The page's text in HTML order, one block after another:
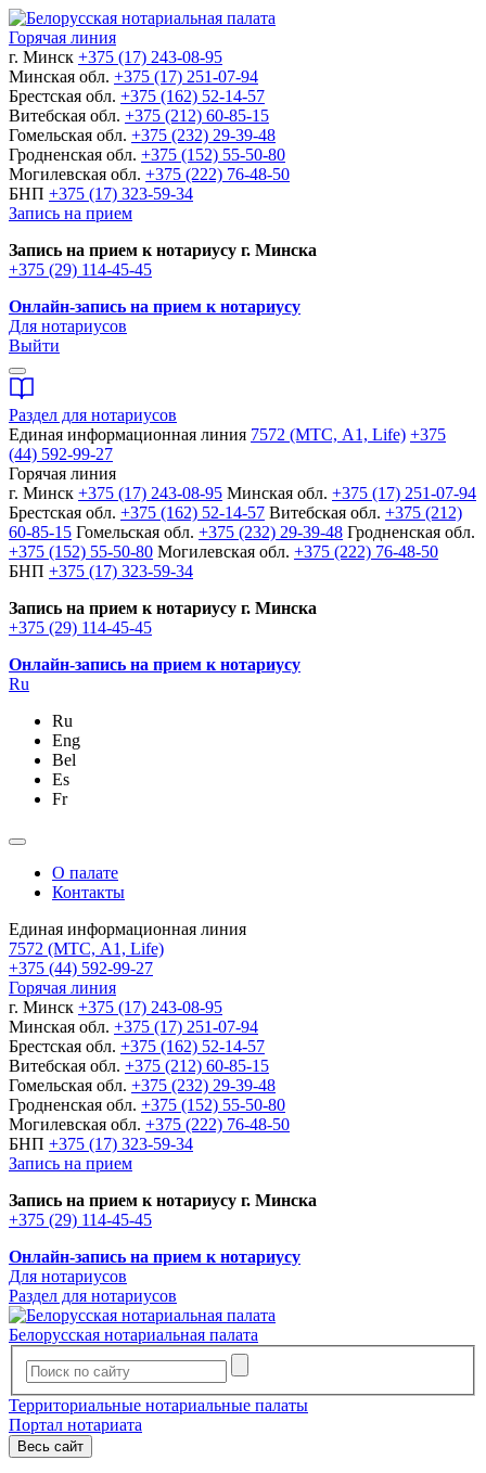
Горячая линия
г. Минск +375 (17) 243-08-95
Минская обл. +375 (17) 251-07-94
Брестская обл. +375 (162) 52-14-57
Витебская обл. +375 (212) 60-85-15
Гомельская обл. +375 (232) 29-39-48
Гродненская обл. +375 (152) 55-50-80
Могилевская обл. +375 (222) 76-48-50
БНП +375 (17) 323-59-34
Запись на прием
Запись на прием к нотариусу г. Минска
+375 (29) 114-45-45
Онлайн-запись на прием к нотариусу
Для нотариусов
Выйти
Раздел для нотариусов
Единая информационная линия 7572 (МТС, A1, Life) +375
(44) 592-99-27
Горячая линия
г. Минск +375 (17) 243-08-95 Минская обл. +375 (17) 251-07-94
Брестская обл. +375 (162) 52-14-57 Витебская обл. +375 (212)
60-85-15 Гомельская обл. +375 (232) 29-39-48 Гродненская обл.
+375 (152) 55-50-80 Могилевская обл. +375 (222) 76-48-50
БНП +375 (17) 323-59-34
Запись на прием к нотариусу г. Минска
+375 (29) 114-45-45
Онлайн-запись на прием к нотариусу
Ru
Ru
Eng
Bel
Es
Fr
О палате
Контакты
Единая информационная линия
7572 (МТС, A1, Life)
+375 (44) 592-99-27
Горячая линия
г. Минск +375 (17) 243-08-95
Минская обл. +375 (17) 251-07-94
Брестская обл. +375 (162) 52-14-57
Витебская обл. +375 (212) 60-85-15
Гомельская обл. +375 (232) 29-39-48
Гродненская обл. +375 (152) 55-50-80
Могилевская обл. +375 (222) 76-48-50
БНП +375 (17) 323-59-34
Запись на прием
Запись на прием к нотариусу г. Минска
+375 (29) 114-45-45
Онлайн-запись на прием к нотариусу
Для нотариусов
Раздел для нотариусов
Белорусская нотариальная палата
Территориальные нотариальные палаты
Портал нотариата
Весь сайт